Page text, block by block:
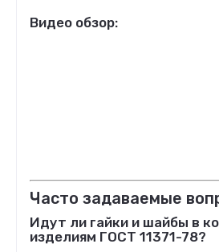
Видео обзор:
Часто задаваемые
Идут ли гайки и шайбы в
изделиям ГОСТ 11371-78?